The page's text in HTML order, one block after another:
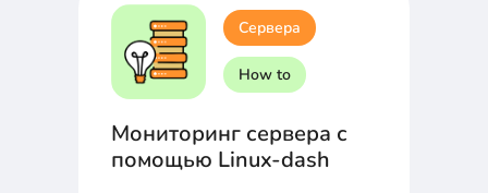
Сервера
How to
Мониторинг сервера с
помощью Linux-dash